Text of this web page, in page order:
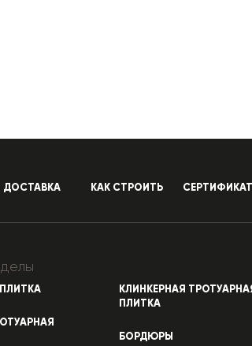
ДОСТАВКА КАК СТРОИТЬ
КЛИНКЕРНАЯ
ПЛИТКА
БОРДЮРЫ